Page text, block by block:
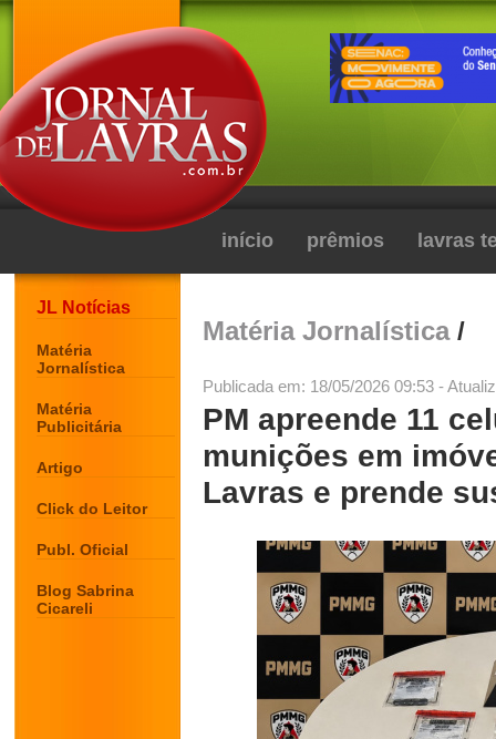
início prêmios lavras
JL Notícias
Matéria
Jornalística
Matéria
Publicitária
Artigo
Click do Leitor
Publ. Oficial
Blog Sabrina
Cicareli
Matéria Jornalística/
Publicada em: 18/05/2026 09:53 -
PM apreende 11
munições em
Lavras e prende